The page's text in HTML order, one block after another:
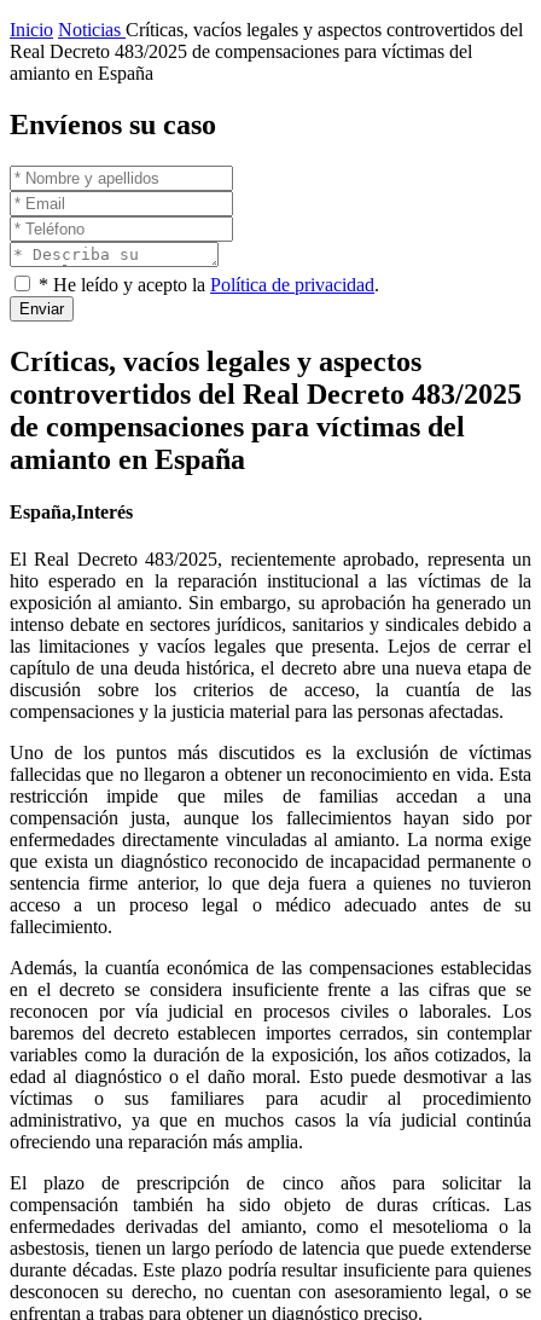
Inicio Noticias Críticas, vacíos legales y aspectos controvertidos del
Real Decreto 483/2025 de compensaciones para víctimas del
amianto en España
Envíenos su caso
* He leído y acepto la Política de privacidad.
Enviar
Críticas, vacíos legales y aspectos
controvertidos del Real Decreto 483/2025
de compensaciones para víctimas del
amianto en España
España,Interés
ElReal Decreto 483/2025, recientemente aprobado, representa un
hito esperado en la reparación institucional a las víctimas de la
exposición al amianto. Sin embargo, su aprobación ha generado un
intenso debate en sectores jurídicos, sanitarios y sindicales debido a
las limitaciones y vacíos legales que presenta. Lejos de cerrar el
capítulo de una deuda histórica, el decreto abre una nueva etapa de
discusión sobre los criterios de acceso, la cuantía de las
compensaciones y la justicia material para las personas afectadas.
Uno de los puntos más discutidos es la exclusión de víctimas
fallecidas que no llegaron a obtener un reconocimiento en vida. Esta
restricción impide que miles de familias accedan a una
compensación justa, aunque los fallecimientos hayan sido por
enfermedades directamente vinculadas al amianto. La norma exige
que exista un diagnóstico reconocido de incapacidad permanente o
sentencia firme anterior, lo que deja fuera a quienes no tuvieron
acceso a un proceso legal o médico adecuado antes de su
fallecimiento.
Además, la cuantía económica de las compensaciones establecidas
en el decreto se considera insuficientefrente a las cifras que se
reconocen por vía judicial en procesos civiles o laborales. Los
baremos del decreto establecen importes cerrados, sin contemplar
variables como la duración de la exposición, los años cotizados, la
edad al diagnóstico o el daño moral. Esto puede desmotivar a las
víctimas o sus familiares para acudir al procedimiento
administrativo, ya que en muchos casos la vía judicial continúa
ofreciendo una reparación más amplia.
El plazo de prescripción de cinco años para solicitar la
compensación también ha sido objeto de duras críticas. Las
enfermedades derivadas del amianto, como el mesotelioma o la
asbestosis, tienen un largo período de latencia que puede extenderse
durante décadas. Este plazo podría resultar insuficiente para quienes
desconocen su derecho, no cuentan con asesoramiento legal, o se
enfrentan a trabas para obtener un diagnóstico preciso.